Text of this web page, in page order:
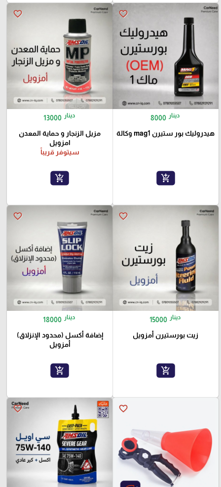
favorite_border
8000 دينار
هيدروليك بور ستيرن mag1 وكالة
add_shopping_cart
favorite_border
13000 دينار
مزيل الزنجار و حماية المعدن
امزويل
سيتوفر قريباً
add_shopping_cart
favorite_border
15000 دينار
زيت بورستيرن أمزويل
add_shopping_cart
favorite_border
18000 دينار
إضافة أكسل (محدود الإنزلاق)
أمزويل
add_shopping_cart
favorite_border
favorite_border